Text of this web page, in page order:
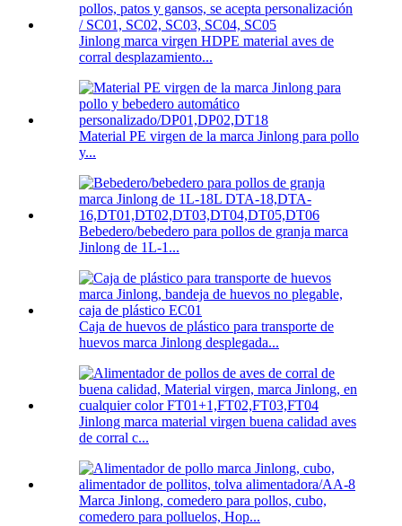
Jinlong marca virgen HDPE material aves de
corral desplazamiento...
Material PE virgen de la marca Jinlong para pollo
y...
Bebedero/bebedero para pollos de granja marca
Jinlong de 1L-1...
Caja de huevos de plástico para transporte de
huevos marca Jinlong desplegada...
Jinlong marca material virgen buena calidad aves
de corral c...
Marca Jinlong, comedero para pollos, cubo,
comedero para polluelos, Hop...